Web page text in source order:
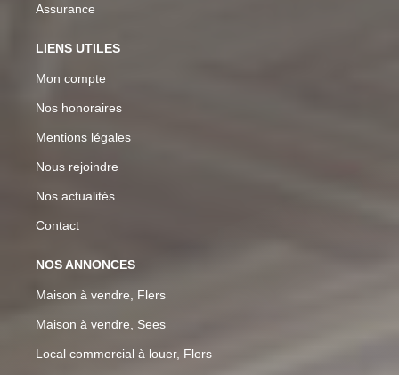
Assurance
LIENS UTILES
Mon compte
Nos honoraires
Mentions légales
Nous rejoindre
Nos actualités
Contact
NOS ANNONCES
Maison à vendre, Flers
Maison à vendre, Sees
Local commercial à louer, Flers